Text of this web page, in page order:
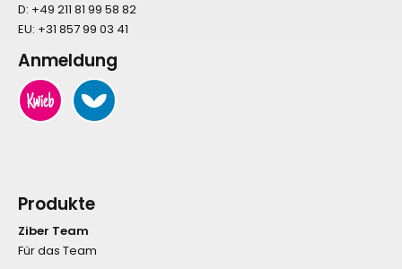
D: +49 211 81 99 58 82
EU: +31 857 99 03 41
Anmeldung
Produkte
Ziber Team
Für das Team